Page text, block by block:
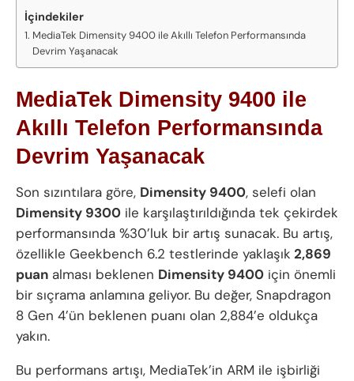
İçindekiler
MediaTek Dimensity 9400 ile Akıllı Telefon Performansında
Devrim Yaşanacak
MediaTek Dimensity 9400 ile
Akıllı Telefon Performansında
Devrim Yaşanacak
Son sızıntılara göre, Dimensity 9400, selefi olan
Dimensity 9300 ile karşılaştırıldığında tek çekirdek
performansında %30’luk bir artış sunacak. Bu artış,
özellikle Geekbench 6.2 testlerinde yaklaşık 2,869
puan alması beklenen Dimensity 9400 için önemli
bir sıçrama anlamına geliyor. Bu değer, Snapdragon
8 Gen 4’ün beklenen puanı olan 2,884’e oldukça
yakın.
Bu performans artışı, MediaTek’in ARM ile işbirliği